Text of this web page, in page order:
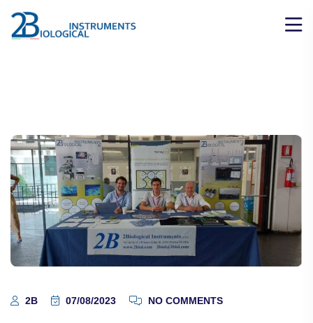
2B 07/08/2023 NO COMMENTS